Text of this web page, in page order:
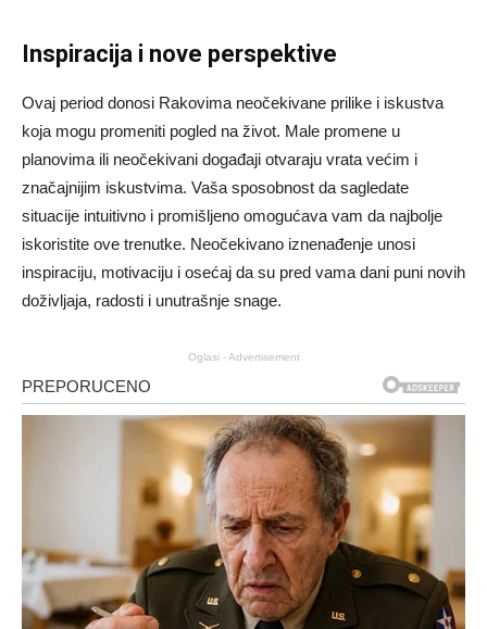
Inspiracija i nove perspektive
Ovaj period donosi Rakovima neočekivane prilike i iskustva
koja mogu promeniti pogled na život. Male promene u
planovima ili neočekivani događaji otvaraju vrata većim i
značajnijim iskustvima. Vaša sposobnost da sagledate
situacije intuitivno i promišljeno omogućava vam da najbolje
iskoristite ove trenutke. Neočekivano iznenađenje unosi
inspiraciju, motivaciju i osećaj da su pred vama dani puni novih
doživljaja, radosti i unutrašnje snage.
Oglasi - Advertisement